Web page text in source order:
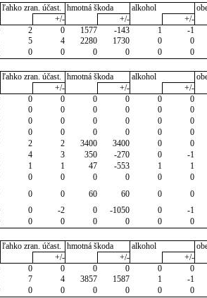
ľahko zran. účast. hmotná škoda alkohol
+/- +/- +/-
2 0 1577 -143 1 -1
5 4 2280 1730 0 0
0 0 0 0 0 0
ľahko zran. účast. hmotná škoda alkohol
+/- +/- +/-
0 0 0 0 0 0
0 0 0 0 0 0
0 0 0 0 0 0
0 0 0 0 0 0
2 2 3400 3400 0 0
4 3 350 -270 0 -1
1 1 47 -553 1 1
0 0 0 0 0 0
0 0 60 60 0 0
0 -2 0 -1050 0 -1
0 0 0 0 0 0
ľahko zran. účast. hmotná škoda alkohol
+/- +/- +/-
0 0 0 0 0 0
7 4 3857 1587 1 -1
0 0 0 0 0 0